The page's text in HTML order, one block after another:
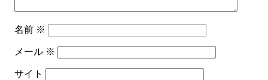
名前 ※
メール ※
サイト